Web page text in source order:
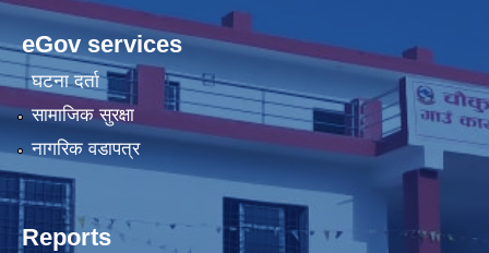
eGov services
घटना दर्ता
सामाजिक सुरक्षा
नागरिक वडापत्र
Reports